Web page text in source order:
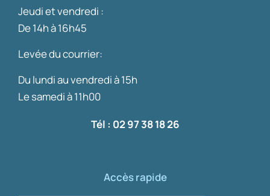
Jeudi et vendredi :
De 14h à 16h45
Levée du courrier:
Du lundi au vendredi à 15h
Le samedi à 11h00
Tél : 02 97 38 18 26
Accès rapide